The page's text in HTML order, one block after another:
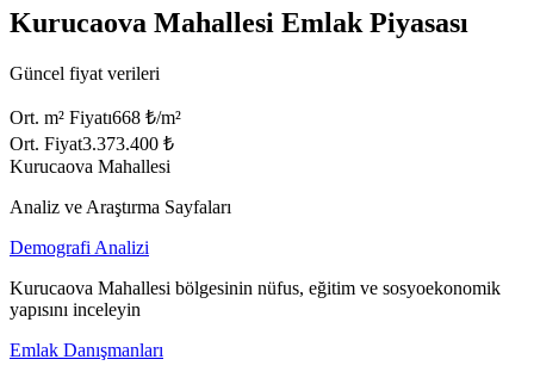
Kurucaova Mahallesi Emlak Piyasası
Güncel fiyat verileri
Ort. m² Fiyatı668 ₺/m²
Ort. Fiyat3.373.400 ₺
Kurucaova Mahallesi
Analiz ve Araştırma Sayfaları
Demografi Analizi
Kurucaova Mahallesi bölgesinin nüfus, eğitim ve sosyoekonomik
yapısını inceleyin
Emlak Danışmanları